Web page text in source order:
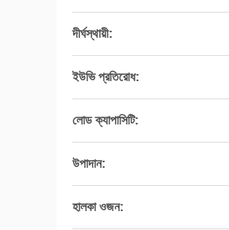
দীর্ঘস্থায়ী:
ইউভি প্রতিরোধ:
লোড ক্যাপাসিটি:
উপাদান:
হালকা ওজন: